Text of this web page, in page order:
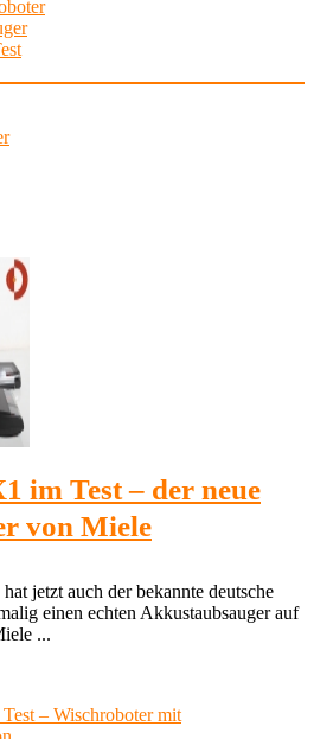
im Test – der neue
von Miele
jetzt auch der bekannte deutsche
einen echten Akkustaubsauger auf
...